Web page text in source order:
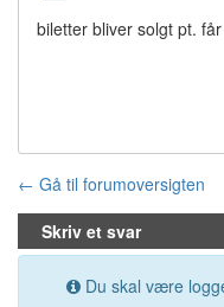
biletter bliver solgt pt.
← Gå til forumoversigten
Skriv et svar
Du skal være